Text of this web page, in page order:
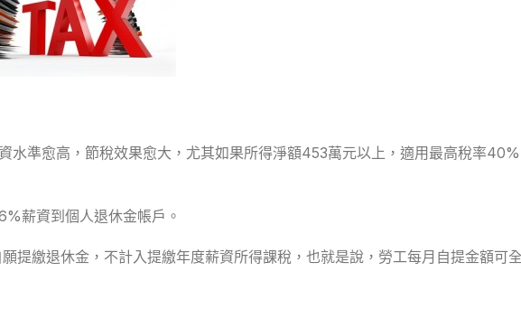
水準愈高，節稅效果愈大，尤其如果所得淨額453萬元以上，適用最高稅率
薪資到個人退休金帳戶。
提繳退休金，不計入提繳年度薪資所得課稅，也就是說，勞工每月自提金額可